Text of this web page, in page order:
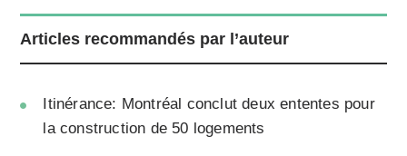
Articles recommandés par l’auteur
Itinérance: Montréal conclut deux ententes pour
la construction de 50 logements